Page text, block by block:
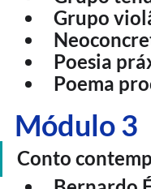
Grupo
Poesia
Poema
Módulo 3
Conto